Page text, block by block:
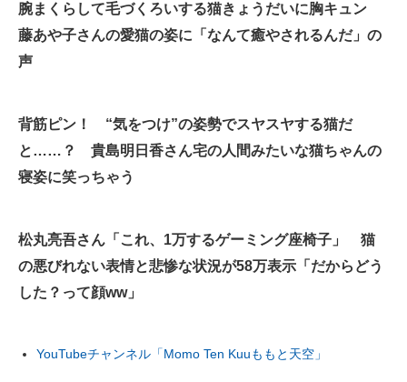
腕まくらして毛づくろいする猫きょうだいに胸キュン
藤あや子さんの愛猫の姿に「なんて癒やされるんだ」の
声
背筋ピン！ “気をつけ”の姿勢でスヤスヤする猫だ
と……？ 貴島明日香さん宅の人間みたいな猫ちゃんの
寝姿に笑っちゃう
松丸亮吾さん「これ、1万するゲーミング座椅子」 猫
の悪びれない表情と悲惨な状況が58万表示「だからどう
した？って顔ww」
YouTubeチャンネル「Momo Ten Kuuももと天空」